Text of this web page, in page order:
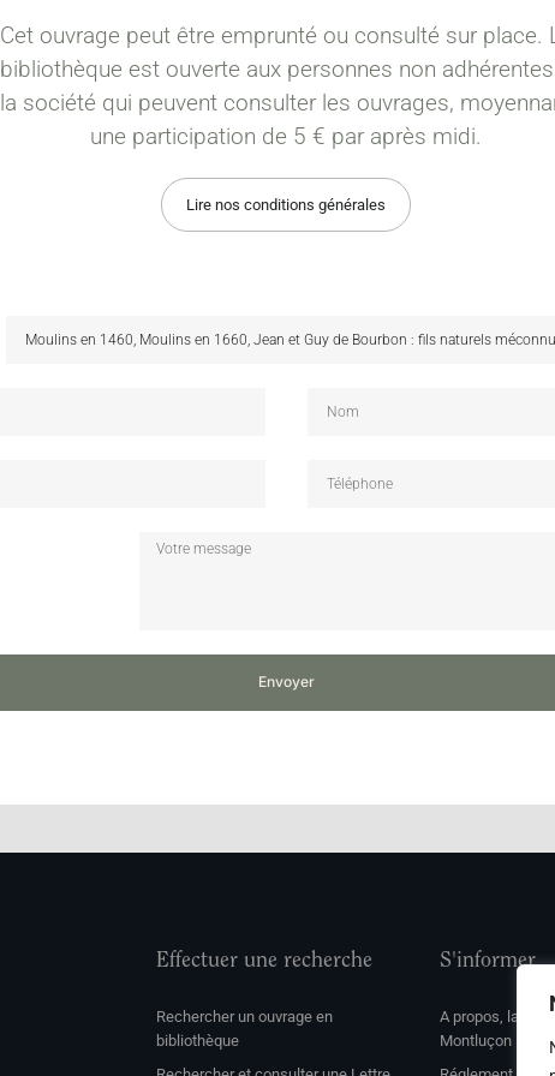
Cet ouvrage peut être emprunté ou consulté sur place.
bibliothèque est ouverte aux personnes non
la société qui peuvent consulter les ouvrages,
une participation de 5 € par après midi.
Lire nos conditions générales
Envoyer
Effectuer une recherche
Rechercher un ouvrage en
bibliothèque
S'informer
A propos, la
Montluçon